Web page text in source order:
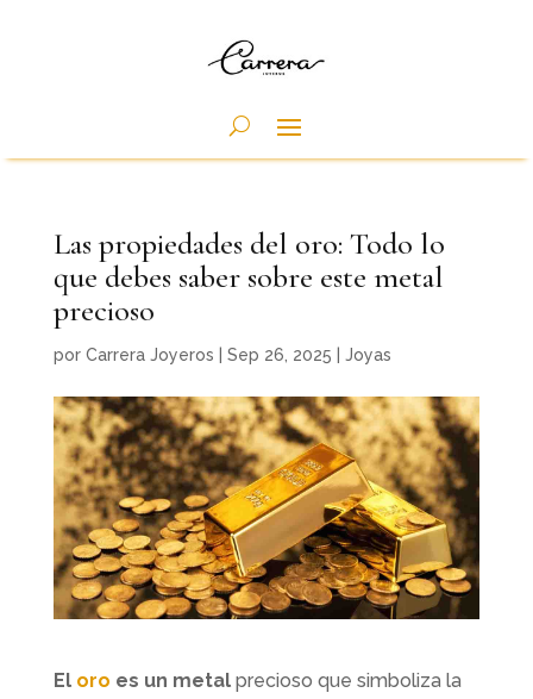
Las propiedades del oro: Todo lo
que debes saber sobre este metal
precioso
por Carrera Joyeros Sep 26, 2025 Joyas
El oro es un metalprecioso que simboliza la